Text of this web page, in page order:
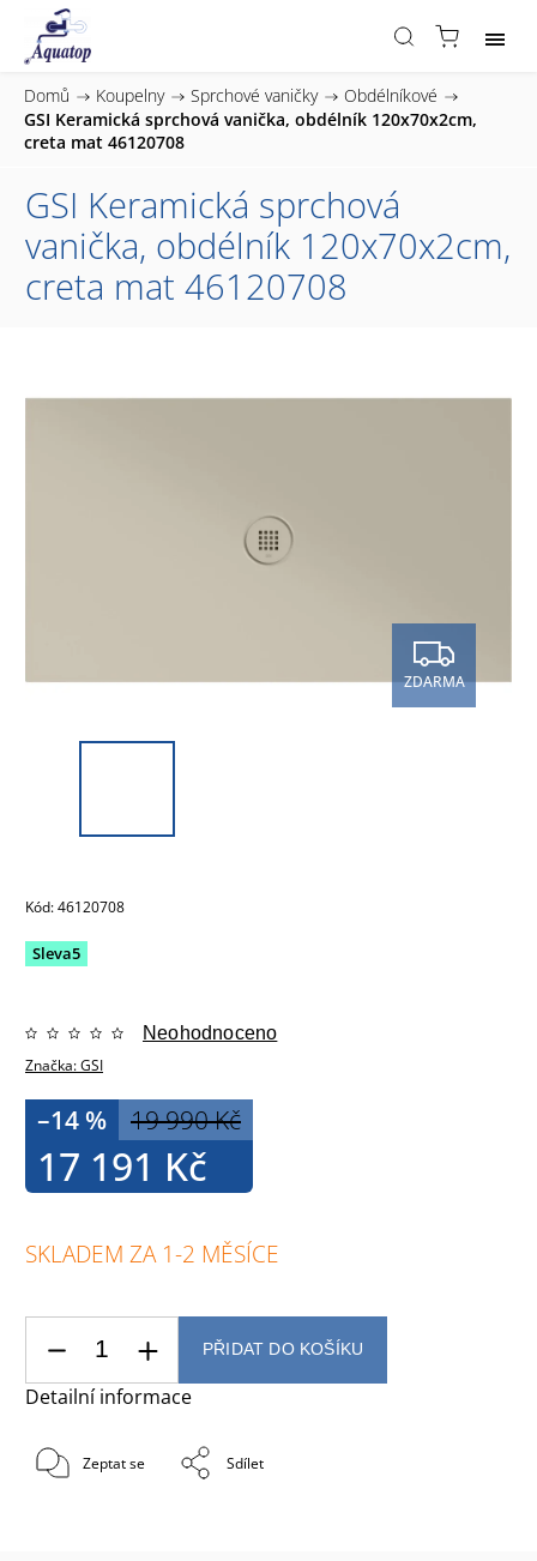
Domů / Koupelny / Sprchové vaničky / Obdélníkové /
GSI Keramická sprchová vanička, obdélník 120x70x2cm,
creta mat 46120708
GSI Keramická sprchová
vanička, obdélník 120x70x2cm,
creta mat 46120708
ZDARMA
Kód:46120708
Sleva5
Značka:GSI
Neohodnoceno
19 990 Kč
–14 %
17 191 Kč
SKLADEM ZA 1-2 MĚSÍCE
PŘIDAT DO KOŠÍKU
Detailní informace
Zeptat se Sdílet